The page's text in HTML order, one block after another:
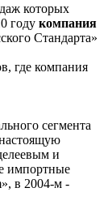
которых
году компания
Стандарта»
где компания
сегмента
и
импортные
в 2004-м -